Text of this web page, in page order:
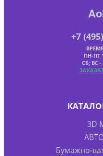
+7
ПН-ПТ
СБ; ВС
3D
Бумажно-